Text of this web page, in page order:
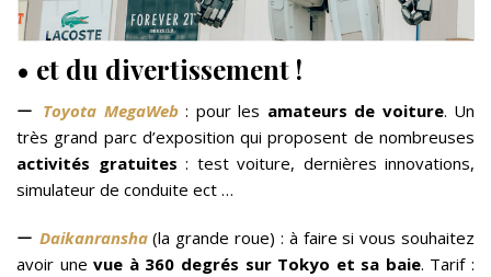
• et du divertissement !
ー Toyota MegaWeb: pour les amateurs de voiture. Un
très grand parc d’exposition qui proposent de nombreuses
activités gratuites : test voiture, dernières innovations,
simulateur de conduite ect …
ー Daikanransha(la grande roue) : à faire si vous souhaitez
avoir unevue à 360 degrés sur Tokyo et sa baie. Tarif :